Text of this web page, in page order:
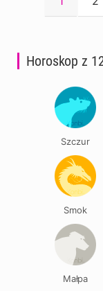
wpisów
Horoskop z
Szczur
Smok
Małpa